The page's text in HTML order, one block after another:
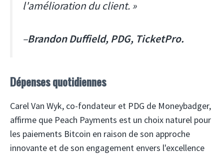
l'amélioration du client. »
–Brandon Duffield, PDG, TicketPro.
Dépenses quotidiennes
Carel Van Wyk, co-fondateur et PDG de Moneybadger,
affirme que Peach Payments est un choix naturel pour
les paiements Bitcoin en raison de son approche
innovante et de son engagement envers l'excellence